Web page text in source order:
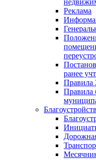
Реклама
ранее
Правила
Правила